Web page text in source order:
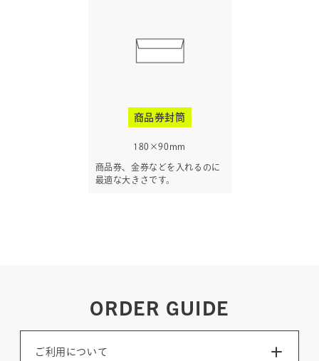
商品券封筒
180×90mm
商品券、金券などを入れるのに
最適な大きさです。
ORDER GUIDE
ご利用について